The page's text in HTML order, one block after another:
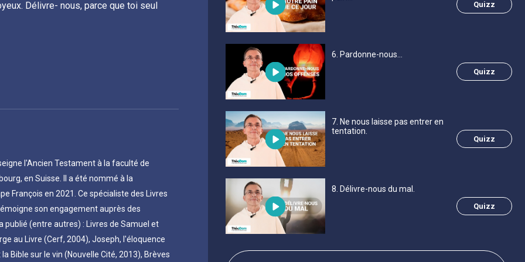
Délivre- nous, parce que toi seul
tout ce qui est mauvais.
les choses par soi-même. Alors
pensait avoir trouvées, mais qui ne
inconcevable, qui est la route avec lui.
à Notre Père. Délivre-nous du mal,
chemin avec toi.
l'Ancien Testament à la faculté de
en Suisse. Il a été nommé à la
François en 2021. Ce spécialiste des Livres
son engagement auprès des
publié (entre autres) : Livres de Samuel et
au Livre (Cerf, 2004), Joseph, l'éloquence
Bible sur le vin (Nouvelle Cité, 2013), Brèves
Quizz
6 . Pardonne-nous...
Quizz
7. Ne nous laisse pas entrer en
tentation.
Quizz
8 . Délivre-nous du mal.
Quizz